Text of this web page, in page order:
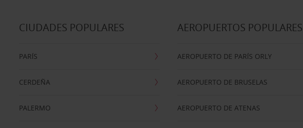
CIUDADES POPULARES
PARÍS
CERDEÑA
PALERMO
AEROPUERTOS POPULARES
AEROPUERTO DE PARÍS ORLY
AEROPUERTO DE BRUSELAS
AEROPUERTO DE ATENAS